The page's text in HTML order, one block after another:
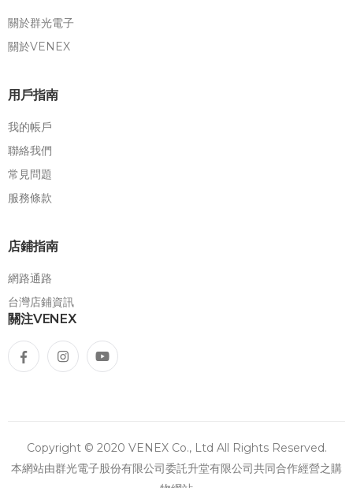
關於群光電子
關於VENEX
用戶指南
我的帳戶
聯絡我們
常見問題
服務條款
店鋪指南
網路通路
台灣店鋪資訊
關注VENEX
Copyright © 2020 VENEX Co., Ltd All Rights Reserved.
本網站由群光電子股份有限公司委託升堂有限公司共同合作經營之購